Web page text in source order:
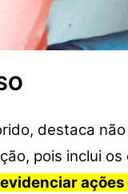
destaca
pois inclui
ações